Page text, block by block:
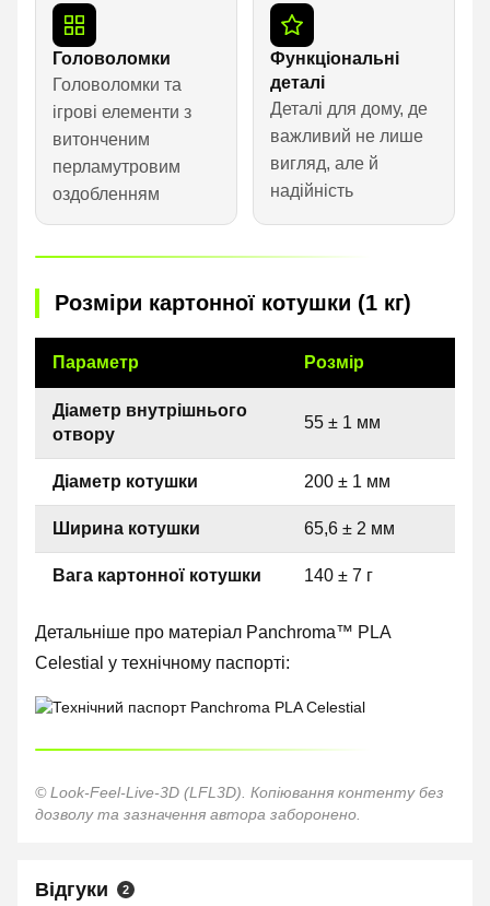
Головоломки
Головоломки та
ігрові елементи з
витонченим
перламутровим
оздобленням
Функціональні
деталі
Деталі для дому, де
важливий не лише
вигляд, але й
надійність
Розміри картонної котушки (1 кг)
Параметр Розмір
Діаметр внутрішнього
отвору
55 ± 1 мм
Діаметр котушки 200 ± 1 мм
Ширина котушки 65,6 ± 2 мм
Вага картонної котушки 140 ± 7 г
Детальніше про матеріал Panchroma™ PLA
Celestial у технічному паспорті:
© Look-Feel-Live-3D (LFL3D). Копіювання контенту без
дозволу та зазначення автора заборонено.
Відгуки 2